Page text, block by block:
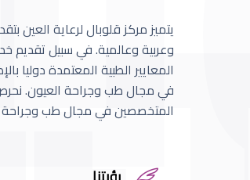
يتميز مركز قلوبال لرعاية العين
وعربية وعالمية. في سبيل تقديم
المعايير الطبية المعتمدة دوليا
في مجال طب وجراحة العيون.
المتخصصين في مجال طب وجراحة